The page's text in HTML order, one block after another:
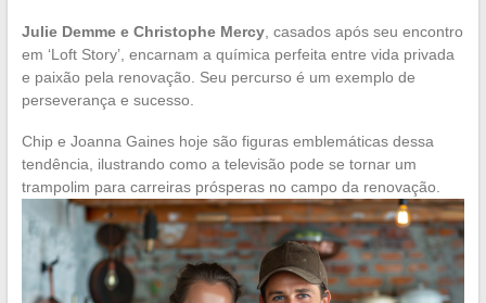
Julie Demme e Christophe Mercy, casados após seu encontro
em ‘Loft Story’, encarnam a química perfeita entre vida privada
e paixão pela renovação. Seu percurso é um exemplo de
perseverança e sucesso.
Chip e Joanna Gaines hoje são figuras emblemáticas dessa
tendência, ilustrando como a televisão pode se tornar um
trampolim para carreiras prósperas no campo da renovação.